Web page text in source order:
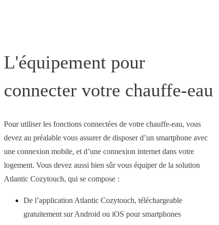
L'équipement pour
connecter votre chauffe-eau
Pour utiliser les fonctions connectées de votre chauffe-eau, vous
devez au préalable vous assurer de disposer d’un smartphone avec
une connexion mobile, et d’une connexion internet dans votre
logement. Vous devez aussi bien sûr vous équiper de la solution
Atlantic Cozytouch, qui se compose :
De l’application Atlantic Cozytouch, téléchargeable
gratuitement sur Android ou iOS pour smartphones